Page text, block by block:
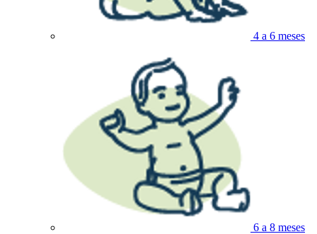
4 a 6 meses
6 a 8 meses